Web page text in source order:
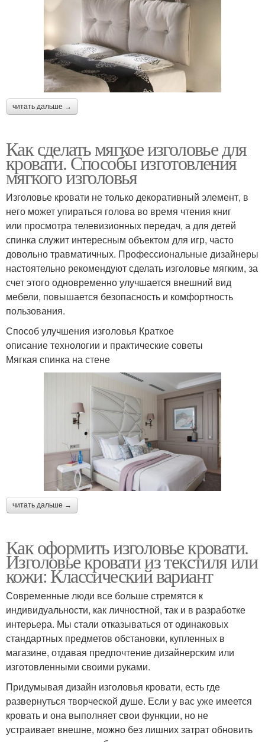
читать дальше →
Как сделать мягкое изголовье для
кровати. Способы изготовления
мягкого изголовья
Изголовье кровати не только декоративный элемент, в
него может упираться голова во время чтения книг
или просмотра телевизионных передач, а для детей
спинка служит интересным объектом для игр, часто
довольно травматичных. Профессиональные дизайнеры
настоятельно рекомендуют сделать изголовье мягким, за
счет этого одновременно улучшается внешний вид
мебели, повышается безопасность и комфортность
пользования.
Способ улучшения изголовья Краткое
описание технологии и практические советы
Мягкая спинка на стене
читать дальше →
Как оформить изголовье кровати.
Изголовье кровати из текстиля или
кожи: Классический вариант
Современные люди все больше стремятся к
индивидуальности, как личностной, так и в разработке
интерьера. Мы стали отказываться от одинаковых
стандартных предметов обстановки, купленных в
магазине, отдавая предпочтение дизайнерским или
изготовленными своими руками.
Придумывая дизайн изголовья кровати, есть где
развернуться творческой душе. Если у вас уже имеется
кровать и она выполняет свои функции, но не
устраивает внешне, можно без лишних затрат обновить